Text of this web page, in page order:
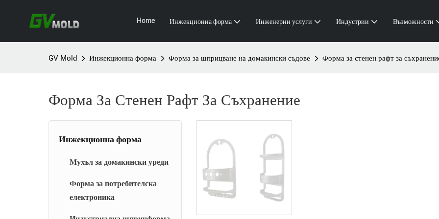
Home Инжекционна форма Инженерни услуги Индустрии Възможности
GV Mold Инжекционна форма Форма за шприцване на домакински съдове Форма за стенен рафт за
Форма За Стенен Рафт За Съхранение
Инжекционна форма
Мухъл за домакински уреди
Форма за потребителска
електроника